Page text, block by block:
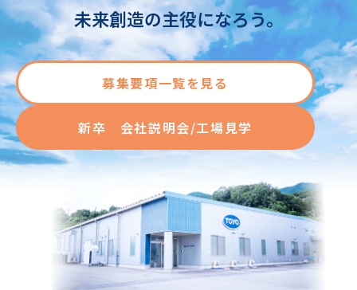
未来創造の主役になろう。
募集要項一覧を見る
新卒 会社説明会/工場見学